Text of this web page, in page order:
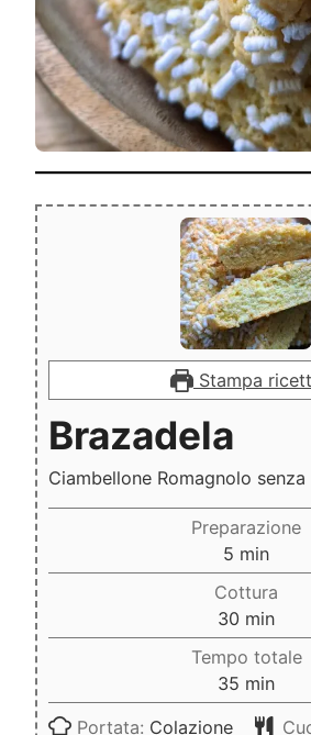
Stampa
Brazadela
Ciambellone Romagnolo
Preparazione
5 minuti
min
Cottura
30 minuti
min
Tempo totale
35 minuti
min
Portata: Colazione